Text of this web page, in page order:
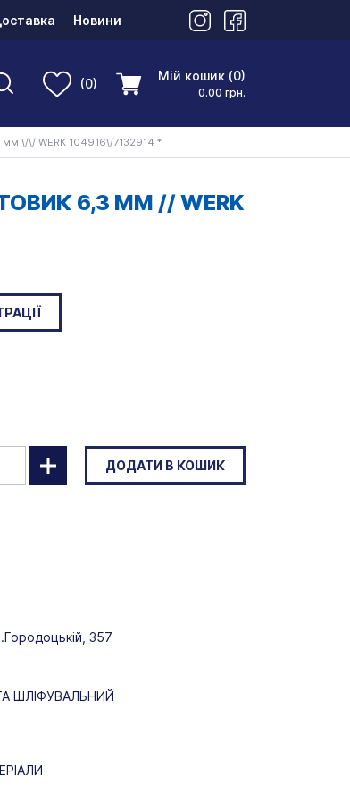
Новини
(0)
Мій кошик (0)
0.00 грн.
\/\/ WERK 104916\/7132914 *
6,3 ММ // WERK
ДОДАТИ В КОШИК
357
ШЛІФУВАЛЬНИЙ